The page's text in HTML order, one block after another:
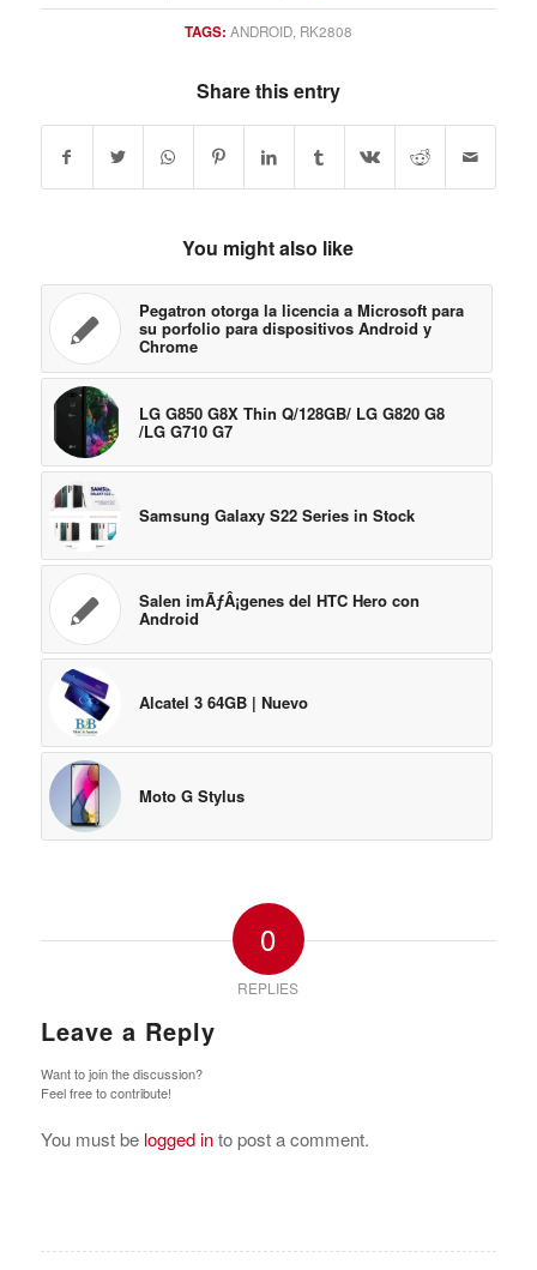
TAGS: ANDROID, RK2808
Share this entry
You might also like
Pegatron otorga la licencia a Microsoft para
su porfolio para dispositivos Android y
Chrome
LG G850 G8X Thin Q/128GB/ LG G820 G8
/LG G710 G7
Samsung Galaxy S22 Series in Stock
Salen imÃƒÂ¡genes del HTC Hero con
Android
Alcatel 3 64GB | Nuevo
Moto G Stylus
0
REPLIES
Leave a Reply
Want to join the discussion?
Feel free to contribute!
You must be logged into post a comment.